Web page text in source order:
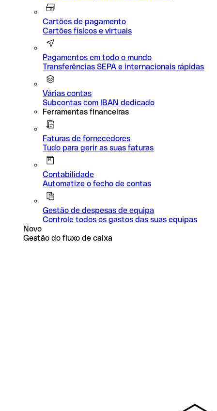
Cartões de pagamento
Cartões físicos e virtuais
Pagamentos em todo o mundo
Transferências SEPA e internacionais rápidas
Várias contas
Subcontas com IBAN dedicado
Ferramentas financeiras
Faturas de fornecedores
Tudo para gerir as suas faturas
Contabilidade
Automatize o fecho de contas
Gestão de despesas de equipa
Controle todos os gastos das suas equipas
Novo
Gestão do fluxo de caixa